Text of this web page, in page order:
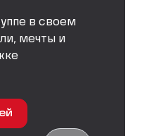
в своем
мечты и